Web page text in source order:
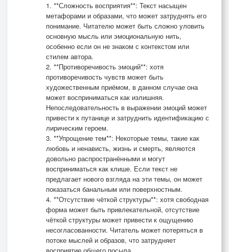
1. **Сложность восприятия**: Текст насыщен
метафорами и образами, что может затруднять его
понимание. Читателю может быть сложно уловить
основную мысль или эмоциональную нить,
особенно если он не знаком с контекстом или
стилем автора.
2. **Противоречивость эмоций**: хотя
противоречивость чувств может быть
художественным приёмом, в данном случае она
может восприниматься как излишняя.
Непоследовательность в выражении эмоций может
привести к путанице и затруднить идентификацию с
лирическим героем.
3. **Упрощение тем**: Некоторые темы, такие как
любовь и ненависть, жизнь и смерть, являются
довольно распространёнными и могут
восприниматься как клише. Если текст не
предлагает нового взгляда на эти темы, он может
показаться банальным или поверхностным.
4. **Отсутствие чёткой структуры**: хотя свободная
форма может быть привлекательной, отсутствие
чёткой структуры может привести к ощущению
несогласованности. Читатель может потеряться в
потоке мыслей и образов, что затрудняет